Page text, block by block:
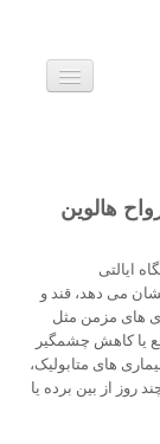
هالوین
ایالتی
می دهد، قند و
های مزمن مثل
یا کاهش چشمگیر
های متابولیک،
روز از بین برده یا